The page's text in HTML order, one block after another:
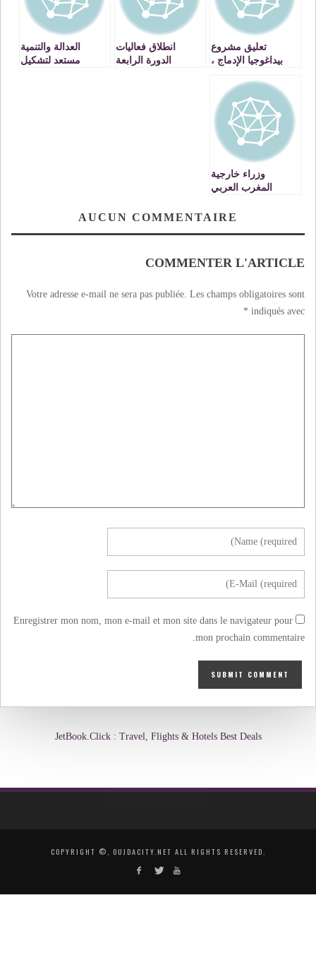
تعليق مشروع
بيداغوجيا الإدماج ،
انطلاق فعاليات
الدورة الرابعة
العدالة والتنمية
مستعد لتشكيل
وزراء خارجية
المغرب العربي
المغاربي.
AUCUN COMMENTAIRE
COMMENTER L'ARTICLE
Votre adresse e-mail ne sera pas publiée. Les champs obligatoires sont
indiqués avec
*
Enregistrer mon nom, mon e-mail et mon site dans le navigateur pour
mon prochain commentaire.
JetBook.Click : Travel, Flights & Hotels Best Deals
COPYRIGHT ©, OUJDACITY.NET ALL RIGHTS RESERVED.